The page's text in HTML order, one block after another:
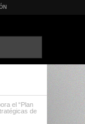
el “Plan
de